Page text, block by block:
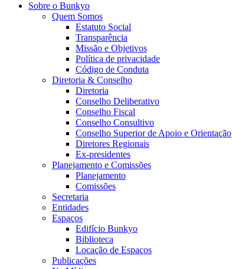
Sobre o Bunkyo
Quem Somos
Estatuto Social
Transparência
Missão e Objetivos
Política de privacidade
Código de Conduta
Diretoria & Conselho
Diretoria
Conselho Deliberativo
Conselho Fiscal
Conselho Consultivo
Conselho Superior de Apoio e Orientação
Diretores Regionais
Ex-presidentes
Planejamento e Comissões
Planejamento
Comissões
Secretaria
Entidades
Espaços
Edifício Bunkyo
Biblioteca
Locação de Espaços
Publicações